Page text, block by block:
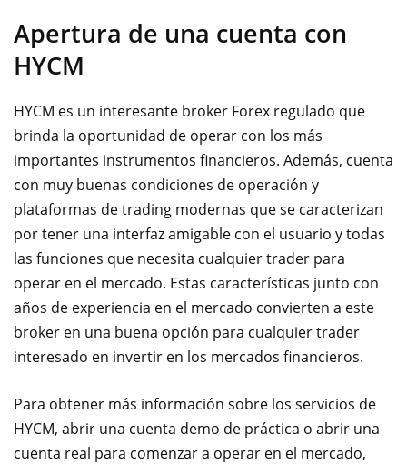
Apertura de una cuenta con
HYCM
HYCM es un interesante broker Forex regulado que
brinda la oportunidad de operar con los más
importantes instrumentos financieros. Además, cuenta
con muy buenas condiciones de operación y
plataformas de trading modernas que se caracterizan
por tener una interfaz amigable con el usuario y todas
las funciones que necesita cualquier trader para
operar en el mercado. Estas características junto con
años de experiencia en el mercado convierten a este
broker en una buena opción para cualquier trader
interesado en invertir en los mercados financieros.
Para obtener más información sobre los servicios de
HYCM, abrir una cuenta demo de práctica o abrir una
cuenta real para comenzar a operar en el mercado,